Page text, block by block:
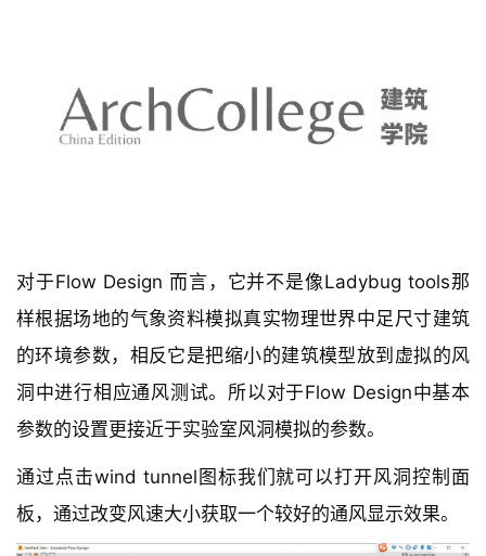
对于Flow Design 而言，它并不是像Ladybug tools那
样根据场地的气象资料模拟真实物理世界中足尺寸建筑
的环境参数，相反它是把缩小的建筑模型放到虚拟的风
洞中进行相应通风测试。所以对于Flow Design中基本
参数的设置更接近于实验室风洞模拟的参数。
通过点击wind tunnel图标我们就可以打开风洞控制面
板，通过改变风速大小获取一个较好的通风显示效果。